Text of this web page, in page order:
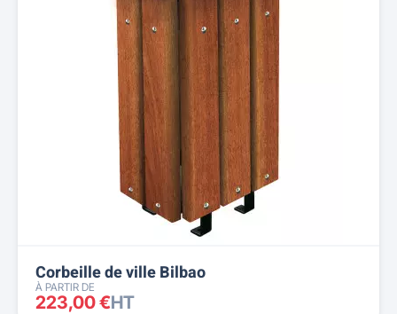
Corbeille de ville Bilbao
À PARTIR DE
223,00 €HT